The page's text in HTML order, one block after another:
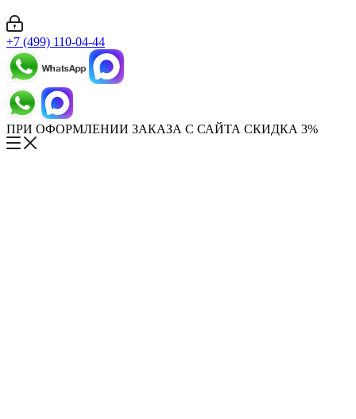
+7 (499) 110-04-44
ПРИ ОФОРМЛЕНИИ ЗАКАЗА С САЙТА СКИДКА 3%